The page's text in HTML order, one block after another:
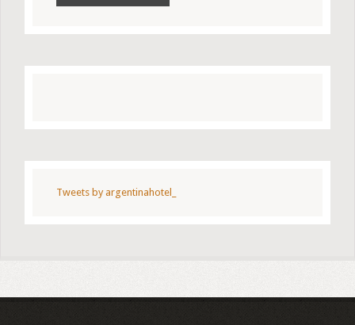
Tweets by argentinahotel_